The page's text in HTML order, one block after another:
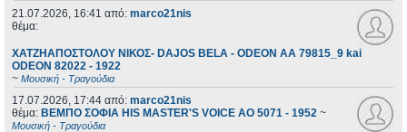
21.07.2026, 16:41 από: marco21nis
θέμα:
ΧΑΤΖΗΑΠΟΣΤΟΛΟΥ ΝΙΚΟΣ- DAJOS BELA - ODEON AA 79815_9 kai
ODEON 82022 - 1922
~ Μουσική - Τραγούδια
17.07.2026, 17:44 από: marco21nis
θέμα: ΒΕΜΠΟ ΣΟΦΙΑ HIS MASTER'S VOICE AO 5071 - 1952 ~
Μουσική - Τραγούδια